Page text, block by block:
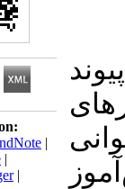
Download citation:
BibTeX
RIS |
Medlars
|
Reference Manager